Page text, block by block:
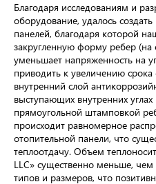
Благодаря исследованиям и
оборудование, удалось
панелей, благодаря которой
закругленную форму ребер (на
уменьшает напряженность на
приводить к увеличению
внутренний слой
выступающих внутренних
прямоугольной штамповкой
происходит равномерное
отопительной панели, что
теплоотдачу. Объем
LLC» существенно меньше,
типов и размеров, что